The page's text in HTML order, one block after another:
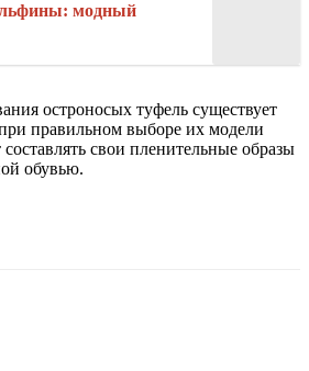
модный
остроносых туфель существует
правильном выборе их модели
свои пленительные образы
обувью.